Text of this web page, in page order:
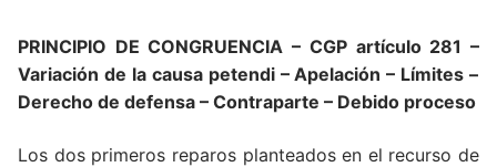
PRINCIPIO DE CONGRUENCIA– CGP artículo 281 –
Variación de la causa petendi – Apelación – Límites –
Derecho de defensa – Contraparte – Debido proceso
Los dos primeros reparos planteados en el recurso de